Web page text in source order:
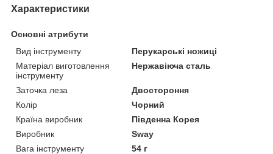
Характеристики
Основні атрибути
Вид інструменту
Перукарські ножиці
Матеріал виготовлення
інструменту
Нержавіюча сталь
Заточка леза
Двостороння
Колір
Чорний
Країна виробник
Південна Корея
Виробник
Sway
Вага інструменту
54 г